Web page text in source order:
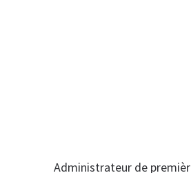
Administrateur de